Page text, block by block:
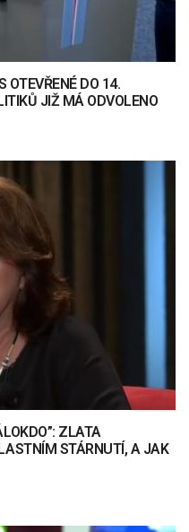
OTEVŘENÉ DO 14.
JIŽ MÁ ODVOLENO
ZLATA
STÁRNUTÍ, A JAK